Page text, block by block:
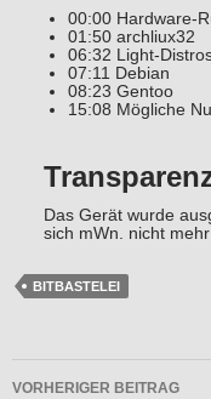
00:00 Hardware-
01:50 archliux32
06:32 Light-
07:11 Debian
08:23 Gentoo
15:08 Mögliche
Das Gerät wurde
sich mWn. nicht
BITBASTELEI
VORHERIGER BEITRAG